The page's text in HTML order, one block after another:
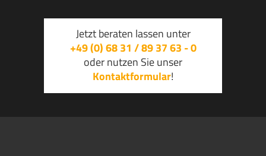
Jetzt beraten lassen unter
+49 (0) 68 31 / 89 37 63 - 0
oder nutzen Sie unser
Kontaktformular!